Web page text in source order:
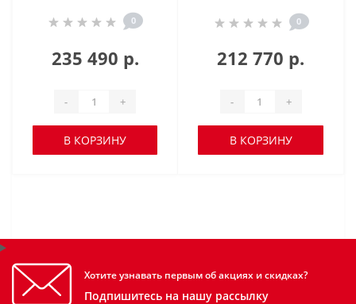
0
235 490 р.
- +
В КОРЗИНУ
0
212 770 р.
- +
В КОРЗИНУ
Хотите узнавать первым об акциях и скидках?
Подпишитесь на нашу рассылку